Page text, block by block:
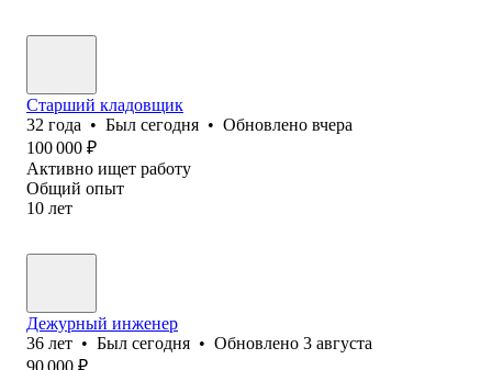
Старший кладовщик
32 года • Был сегодня • Обновлено вчера
100 000 ₽
Активно ищет работу
Общий опыт
10 лет
Дежурный инженер
36 лет • Был сегодня • Обновлено 3 августа
90 000 ₽